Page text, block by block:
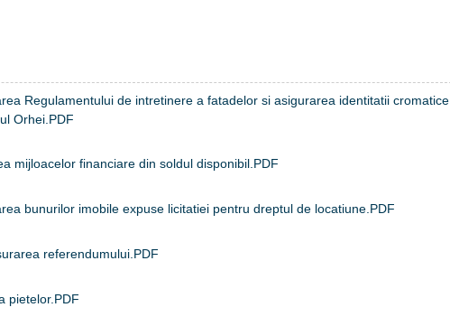
Regulamentului de intretinere a fatadelor si asigurarea identitatii cromatice
Orhei.PDF
mijloacelor financiare din soldul disponibil.PDF
bunurilor imobile expuse licitatiei pentru dreptul de locatiune.PDF
referendumului.PDF
pietelor.PDF